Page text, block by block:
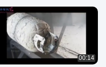
00:14